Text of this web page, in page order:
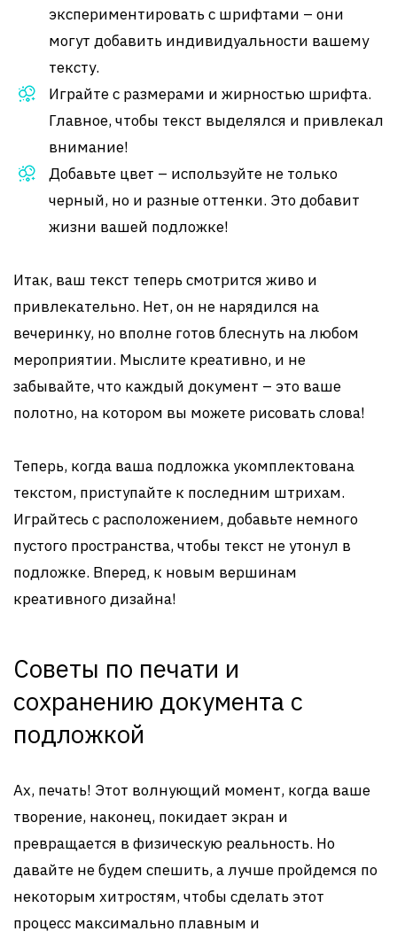
экспериментировать с шрифтами – они
могут добавить индивидуальности вашему
тексту.
Играйте с размерами и жирностью шрифта.
Главное, чтобы текст выделялся и привлекал
внимание!
Добавьте цвет – используйте не только
черный, но и разные оттенки. Это добавит
жизни вашей подложке!
Итак, ваш текст теперь смотрится живо и
привлекательно. Нет, он не нарядился на
вечеринку, но вполне готов блеснуть на любом
мероприятии. Мыслите креативно, и не
забывайте, что каждый документ – это ваше
полотно, на котором вы можете рисовать слова!
Теперь, когда ваша подложка укомплектована
текстом, приступайте к последним штрихам.
Играйтесь с расположением, добавьте немного
пустого пространства, чтобы текст не утонул в
подложке. Вперед, к новым вершинам
креативного дизайна!
Советы по печати и
сохранению документа с
подложкой
Ах, печать! Этот волнующий момент, когда ваше
творение, наконец, покидает экран и
превращается в физическую реальность. Но
давайте не будем спешить, а лучше пройдемся по
некоторым хитростям, чтобы сделать этот
процесс максимально плавным и